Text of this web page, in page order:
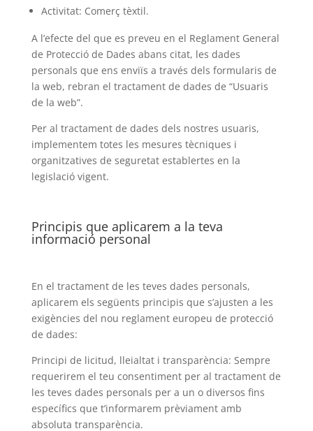
Activitat: Comerç tèxtil.
A l’efecte del que es preveu en el Reglament General
de Protecció de Dades abans citat, les dades
personals que ens enviïs a través dels formularis de
la web, rebran el tractament de dades de “Usuaris
de la web”.
Per al tractament de dades dels nostres usuaris,
implementem totes les mesures tècniques i
organitzatives de seguretat establertes en la
legislació vigent.
Principis que aplicarem a la teva
informació personal
En el tractament de les teves dades personals,
aplicarem els següents principis que s’ajusten a les
exigències del nou reglament europeu de protecció
de dades:
Principi de licitud, lleialtat i transparència: Sempre
requerirem el teu consentiment per al tractament de
les teves dades personals per a un o diversos fins
específics que t’informarem prèviament amb
absoluta transparència.